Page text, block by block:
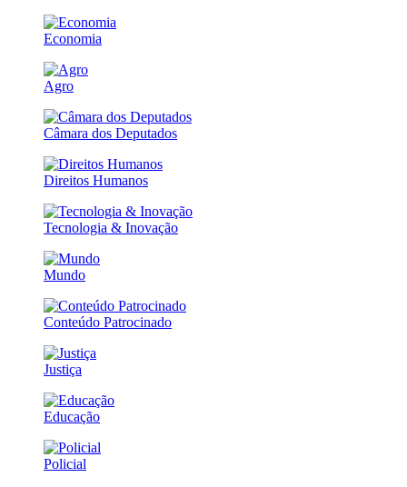
Economia
Agro
Câmara dos Deputados
Direitos Humanos
Tecnologia & Inovação
Mundo
Conteúdo Patrocinado
Justiça
Educação
Policial